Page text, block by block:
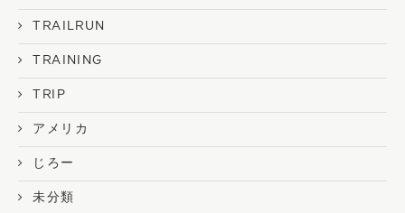
TRAILRUN
TRAINING
TRIP
アメリカ
じろー
未分類